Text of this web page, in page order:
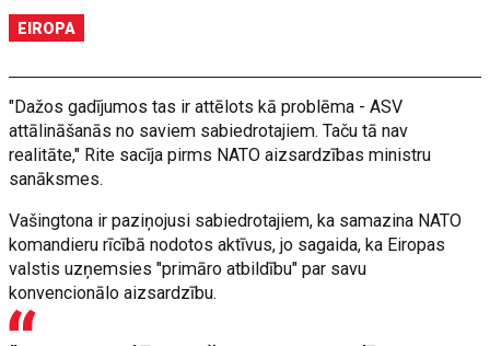
EIROPA
"Dažos gadījumos tas ir attēlots kā problēma - ASV
attālināšanās no saviem sabiedrotajiem. Taču tā nav
realitāte," Rite sacīja pirms NATO aizsardzības ministru
sanāksmes.
Vašingtona ir paziņojusi sabiedrotajiem, ka samazina NATO
komandieru rīcībā nodotos aktīvus, jo sagaida, ka Eiropas
valstis uzņemsies "primāro atbildību" par savu
konvencionālo aizsardzību.